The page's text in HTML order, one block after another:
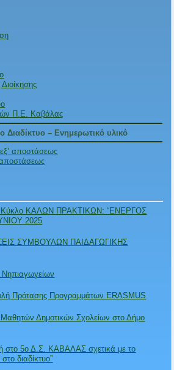
Π.Ε. Καβάλας
– Ενημερωτικό υλικό
αποστάσεως
ΚΑΛΩΝ ΠΡΑΚΤΙΚΩΝ: “ΕΝΕΡΓΟΣ
2025
ΣΥΜΒΟΥΛΩΝ ΠΑΙΔΑΓΩΓΙΚΗΣ
Πρότασης Προγραμμάτων ERASMUS
Μαθητών Δημοτικών Σχολείων στο Δήμο
στο 5ο Δ.Σ. ΚΑΒΑΛΑΣ σχετικά με το
διαδίκτυο”